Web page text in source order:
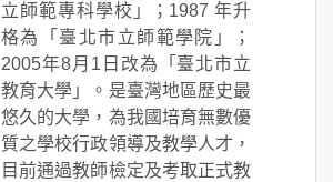
立師範專科學校」；1987 年升
格為「臺北市立師範學院」；
2005年8月1日改為「臺北市立
教育大學」。是臺灣地區歷史最
悠久的大學，為我國培育無數優
質之學校行政領導及教學人才，
目前通過教師檢定及考取正式教